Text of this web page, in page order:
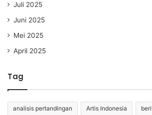
Juli 2025
Juni 2025
Mei 2025
April 2025
Tag
analisis pertandingan Artis Indonesia